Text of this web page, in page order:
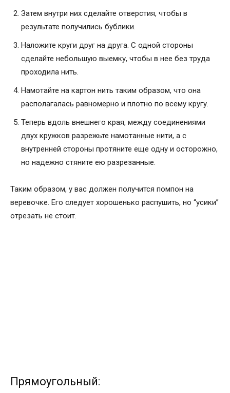
Затем внутри них сделайте отверстия, чтобы в
результате получились бублики.
Наложите круги друг на друга. С одной стороны
сделайте небольшую выемку, чтобы в нее без труда
проходила нить.
Намотайте на картон нить таким образом, что она
располагалась равномерно и плотно по всему кругу.
Теперь вдоль внешнего края, между соединениями
двух кружков разрежьте намотанные нити, а с
внутренней стороны протяните еще одну и осторожно,
но надежно стяните ею разрезанные.
Таким образом, у вас должен получится помпон на
веревочке. Его следует хорошенько распушить, но “усики”
отрезать не стоит.
Прямоугольный: